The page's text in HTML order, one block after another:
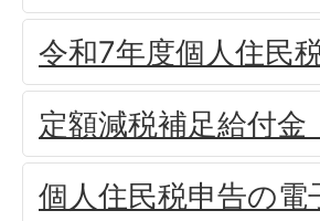
令和7年度個人住民
定額減税補足給付金
個人住民税申告の